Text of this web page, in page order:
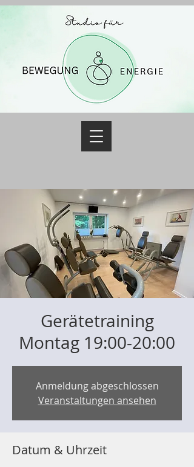
Gerätetraining
Montag 19:00-20:00
Anmeldung abgeschlossen
Veranstaltungen ansehen
Datum & Uhrzeit